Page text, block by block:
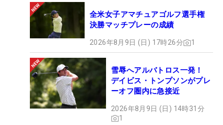
――双子でも姉感、妹感はそれぞれあるのでしょう
千怜「ちょっとあります。いまは取材インタビュー
も写真撮影も、必ず先に、明愛が行くようになって
いるんです。そういう順番がなんとなく生まれます
ね。良かった～って思うときがいっぱいあります」
全米女子アマチュアゴルフ選手権
決勝マッチプレーの成績
2026年8月9日 (日) 17時26分 1
雪辱へアルバトロス一発！
デイビス・トンプソンがプレ
ーオフ圏内に急接近
2026年8月9日 (日) 14時31分
1